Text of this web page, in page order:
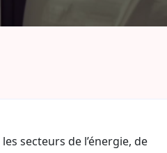
secteurs de l’énergie, de